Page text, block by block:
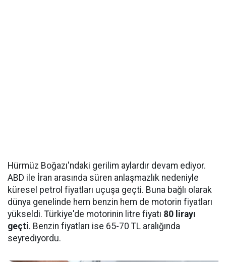
Hürmüz Boğazı'ndaki gerilim aylardır devam ediyor.
ABD ile İran arasında süren anlaşmazlık nedeniyle
küresel petrol fiyatları uçuşa geçti. Buna bağlı olarak
dünya genelinde hem benzin hem de motorin fiyatları
yükseldi. Türkiye'de motorinin litre fiyatı 80 lirayı
geçti. Benzin fiyatları ise 65-70 TL aralığında
seyrediyordu.